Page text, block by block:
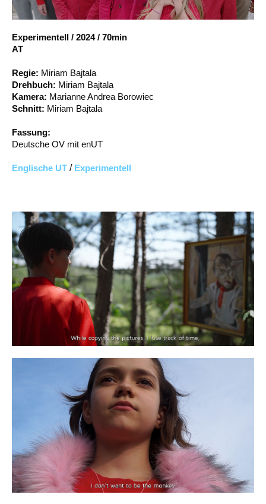
Account
Experimentell / 2024 / 70min
AT
Regie: Miriam Bajtala
Drehbuch: Miriam Bajtala
Kamera: Marianne Andrea Borowiec
Schnitt: Miriam Bajtala
Fassung:
Deutsche OV mit enUT
Englische UT / Experimentell